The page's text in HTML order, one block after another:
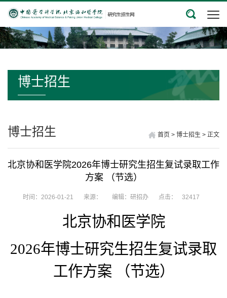
博士招生
博士招生 首页 > 博士招生 > 正文
北京协和医学院2026年博士研究生招生复试录取工作
方案 （节选）
时间：2026-01-21 来源： 编辑：研招办 点击： 32417
北京协和医学院
2026年博士研究生招生复试录取
工作方案
（节选）